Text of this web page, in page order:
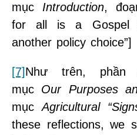
mục Introduction,
for all is a Gospel
another policy choice”]
[7]Như trên,
mục Our Purposes
mụcAgricultural
these reflections, we